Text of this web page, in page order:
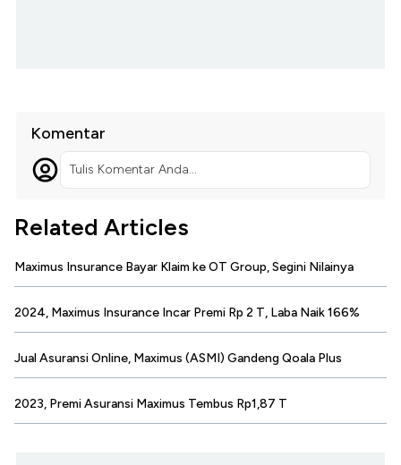
Komentar
Tulis Komentar Anda...
Related Articles
Maximus Insurance Bayar Klaim ke OT Group, Segini Nilainya
2024, Maximus Insurance Incar Premi Rp 2 T, Laba Naik 166%
Jual Asuransi Online, Maximus (ASMI) Gandeng Qoala Plus
2023, Premi Asuransi Maximus Tembus Rp1,87 T